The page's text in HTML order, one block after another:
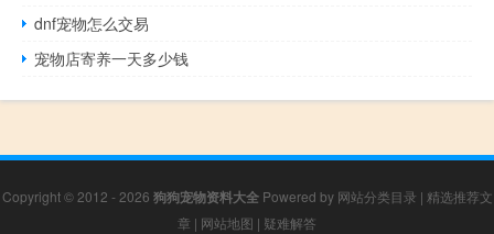
dnf宠物怎么交易
宠物店寄养一天多少钱
Copyright © 2012 - 2026 狗狗宠物资料大全Powered by 网站分类目录 | 精选推荐文
章 | 网站地图 | 疑难解答